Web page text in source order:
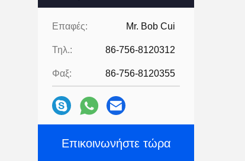
Επαφές: Mr. Bob Cui
Τηλ.: 86-756-8120312
Φαξ: 86-756-8120355
Επικοινωνήστε τώρα